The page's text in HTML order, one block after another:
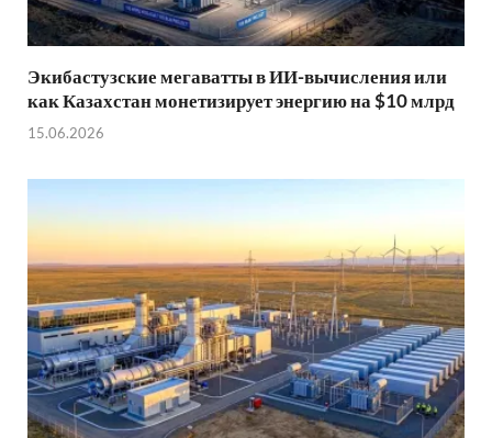
Экибастузские мегаватты в ИИ-вычисления или
как Казахстан монетизирует энергию на $10 млрд
15.06.2026